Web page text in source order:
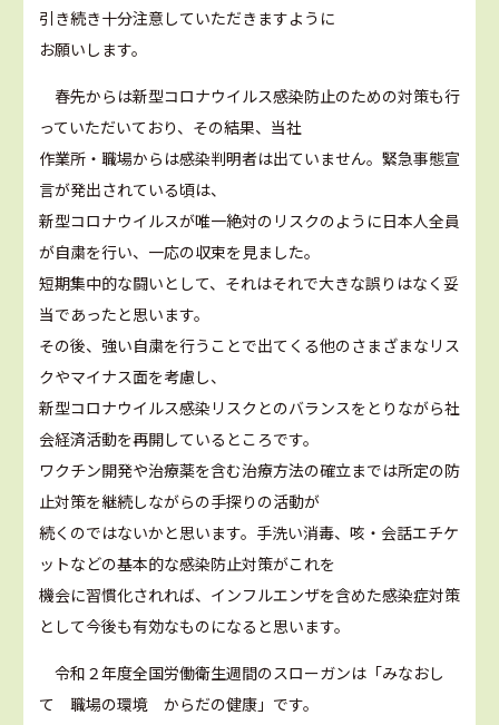
引き続き十分注意していただきますように
お願いします。
春先からは新型コロナウイルス感染防止のための対策も行
っていただいており、その結果、当社
作業所・職場からは感染判明者は出ていません。緊急事態宣
言が発出されている頃は、
新型コロナウイルスが唯一絶対のリスクのように日本人全員
が自粛を行い、一応の収束を見ました。
短期集中的な闘いとして、それはそれで大きな誤りはなく妥
当であったと思います。
その後、強い自粛を行うことで出てくる他のさまざまなリス
クやマイナス面を考慮し、
新型コロナウイルス感染リスクとのバランスをとりながら社
会経済活動を再開しているところです。
ワクチン開発や治療薬を含む治療方法の確立までは所定の防
止対策を継続しながらの手探りの活動が
続くのではないかと思います。手洗い消毒、咳・会話エチケ
ットなどの基本的な感染防止対策がこれを
機会に習慣化されれば、インフルエンザを含めた感染症対策
として今後も有効なものになると思います。
令和２年度全国労働衛生週間のスローガンは「みなおし
て 職場の環境 からだの健康」です。